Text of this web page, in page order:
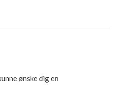
ønske dig en